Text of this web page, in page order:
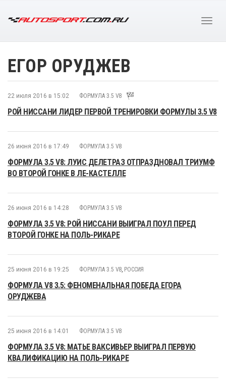
ЕГОР ОРУДЖЕВ
22 июля 2016 в 15:02 ФОРМУЛА 3.5 V8
РОЙ НИССАНИ ЛИДЕР ПЕРВОЙ ТРЕНИРОВКИ ФОРМУЛЫ 3.5 V8
26 июня 2016 в 17:49 ФОРМУЛА 3.5 V8
ФОРМУЛА 3.5 V8: ЛУИС ДЕЛЕТРАЗ ОТПРАЗДНОВАЛ ТРИУМФ
ВО ВТОРОЙ ГОНКЕ В ЛЕ-КАСТЕЛЛЕ
26 июня 2016 в 14:28 ФОРМУЛА 3.5 V8
ФОРМУЛА 3.5 V8: РОЙ НИССАНИ ВЫИГРАЛ ПОУЛ ПЕРЕД
ВТОРОЙ ГОНКЕ НА ПОЛЬ-РИКАРЕ
25 июня 2016 в 19:25 ФОРМУЛА 3.5 V8, РОССИЯ
ФОРМУЛА V8 3.5: ФЕНОМЕНАЛЬНАЯ ПОБЕДА ЕГОРА
ОРУДЖЕВА
25 июня 2016 в 14:01 ФОРМУЛА 3.5 V8
ФОРМУЛА 3.5 V8: МАТЬЕ ВАКСИВЬЕР ВЫИГРАЛ ПЕРВУЮ
КВАЛИФИКАЦИЮ НА ПОЛЬ-РИКАРЕ